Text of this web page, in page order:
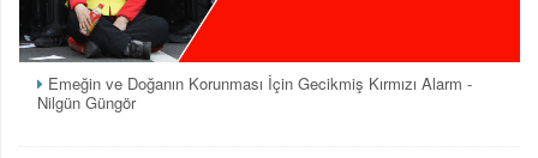
Emeğin ve Doğanın Korunması İçin Gecikmiş Kırmızı Alarm -
Nilgün Güngör